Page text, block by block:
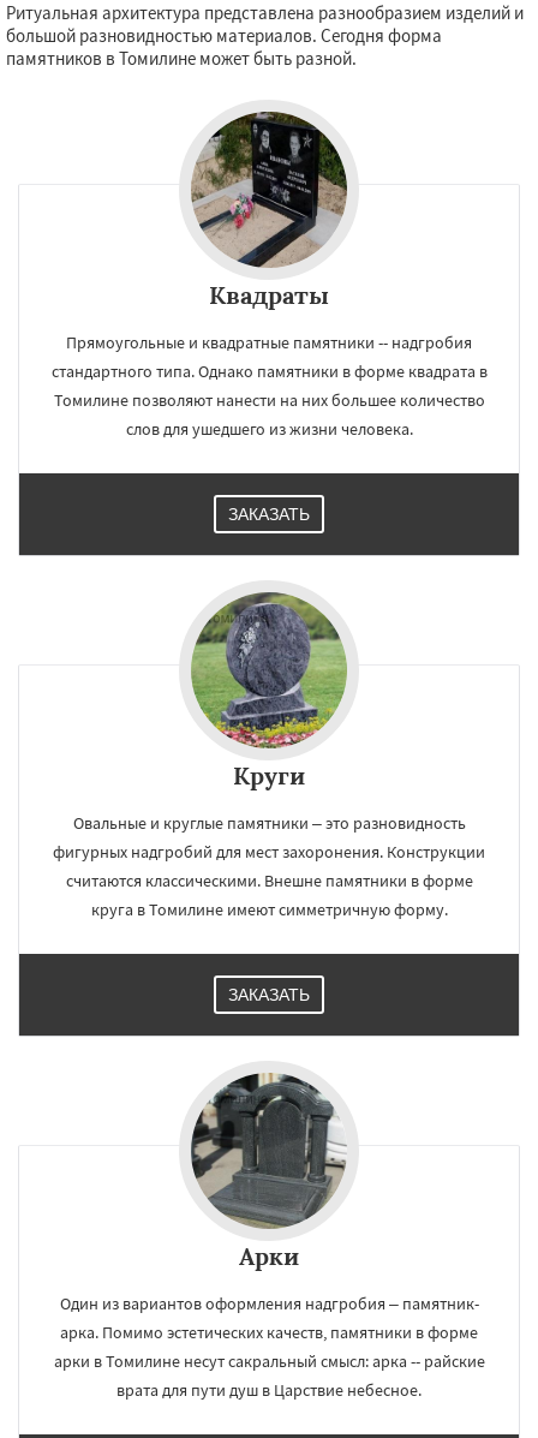
Ритуальная архитектура представлена разнообразием изделий и
большой разновидностью материалов. Сегодня форма
памятников в Томилине может быть разной.
Квадраты
Прямоугольные и квадратные памятники -- надгробия
стандартного типа. Однако памятники в форме квадрата в
Томилине позволяют нанести на них большее количество
слов для ушедшего из жизни человека.
ЗАКАЗАТЬ
Круги
Овальные и круглые памятники – это разновидность
фигурных надгробий для мест захоронения. Конструкции
считаются классическими. Внешне памятники в форме
круга в Томилине имеют симметричную форму.
ЗАКАЗАТЬ
Арки
Один из вариантов оформления надгробия – памятник-
арка. Помимо эстетических качеств, памятники в форме
арки в Томилине несут сакральный смысл: арка -- райские
врата для пути душ в Царствие небесное.